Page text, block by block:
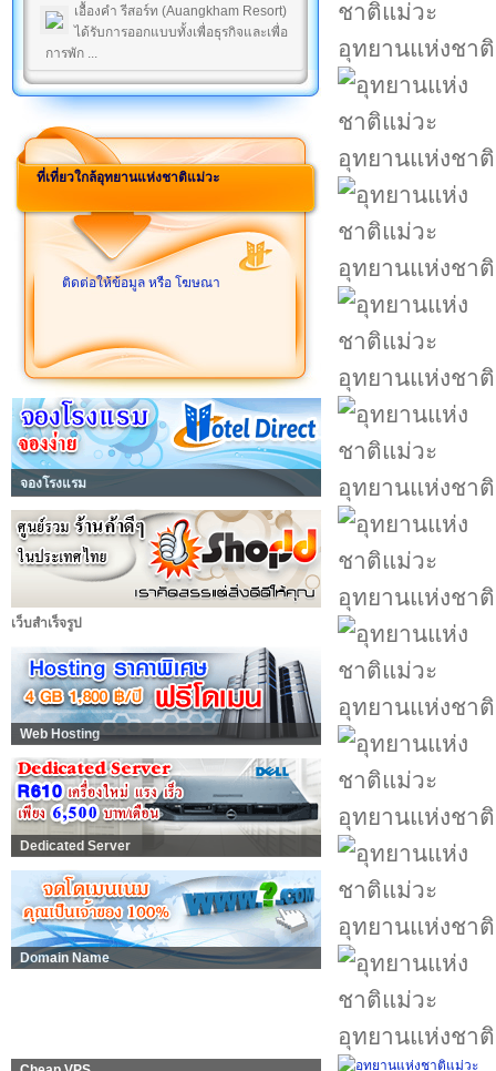
เอื้องคำ รีสอร์ท (Auangkham Resort)
ได้รับการออกแบบทั้งเพื่อธุรกิจและเพื่อ
การพัก ...
ที่เที่ยวใกล้อุทยานแห่งชาติแม่วะ
ติดต่อให้ข้อมูล หรือ โฆษณา
จองโรงแรม
เว็บสำเร็จรูป
Web Hosting
Dedicated Server
Domain Name
อุทยานแห่งชา
อุทยานแห่งชา
อุทยานแห่งชา
อุทยานแห่งชา
อุทยานแห่งชา
อุทยานแห่งชา
อุทยานแห่งชา
อุทยานแห่งชา
อุทยานแห่งชา
อุทยานแห่งชา